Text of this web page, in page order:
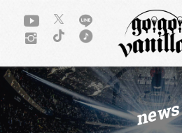
news